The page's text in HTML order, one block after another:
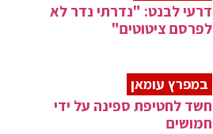
דרעי לבנט: "נדרתי נדר לא
לפרסם ציטוטים"
במפרץ עומאן
חשד לחטיפת ספינה על ידי
חמושים